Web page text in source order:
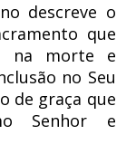
descreve o
que
na morte e
no Seu
de graça que
Senhor e